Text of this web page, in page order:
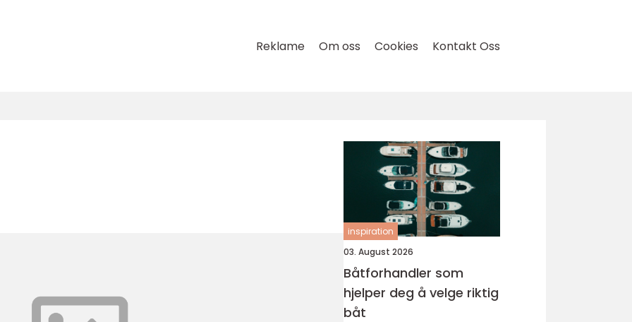
Reklame Om oss Cookies Kontakt Oss
inspiration
03. August 2026
Båtforhandler som
hjelper deg å velge riktig
båt